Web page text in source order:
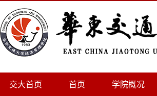
交大首页 首页 学院概况